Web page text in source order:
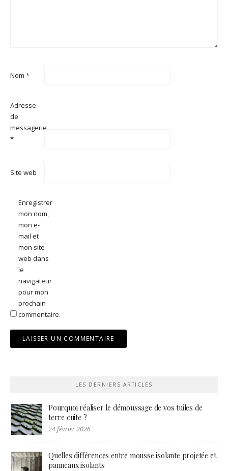
Nom *
Adresse
de
messagerie
*
Site web
Enregistrer
mon nom,
mon e-
mail et
mon site
web dans
le
navigateur
pour mon
prochain
commentaire.
LES DERNIERS ARTICLES
Pourquoi réaliser le démoussage de vos tuiles de
terre cuite ?
24 février 2026
Quelles différences entre mousse isolante projetée et
panneaux isolants